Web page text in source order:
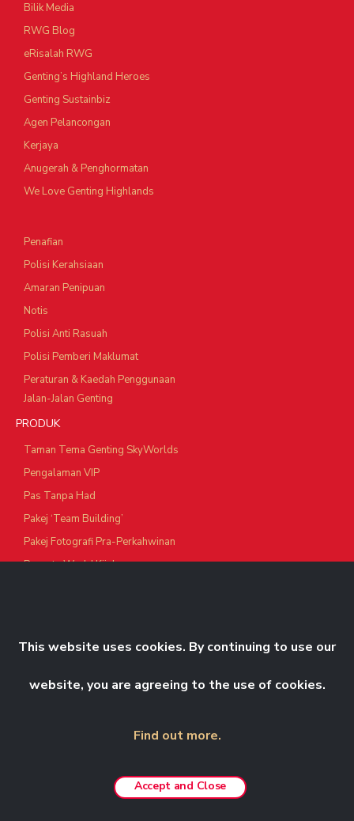
Bilik Media
RWG Blog
eRisalah RWG
Genting’s Highland Heroes
Genting Sustainbiz
Agen Pelancongan
Kerjaya
Anugerah & Penghormatan
We Love Genting Highlands
Penafian
Polisi Kerahsiaan
Amaran Penipuan
Notis
Polisi Anti Rasuah
Polisi Pemberi Maklumat
Peraturan & Kaedah Penggunaan
Jalan-Jalan Genting
PRODUK
Taman Tema Genting SkyWorlds
Pengalaman VIP
Pas Tanpa Had
Pakej ‘Team Building’
Pakej Fotografi Pra-Perkahwinan
Resorts World Kijal
Tawaran Menarik
Genting Highlands Premium
This website uses cookies. By continuing to use our
website, you are agreeing to the use of cookies.
Find out more.
Accept and Close